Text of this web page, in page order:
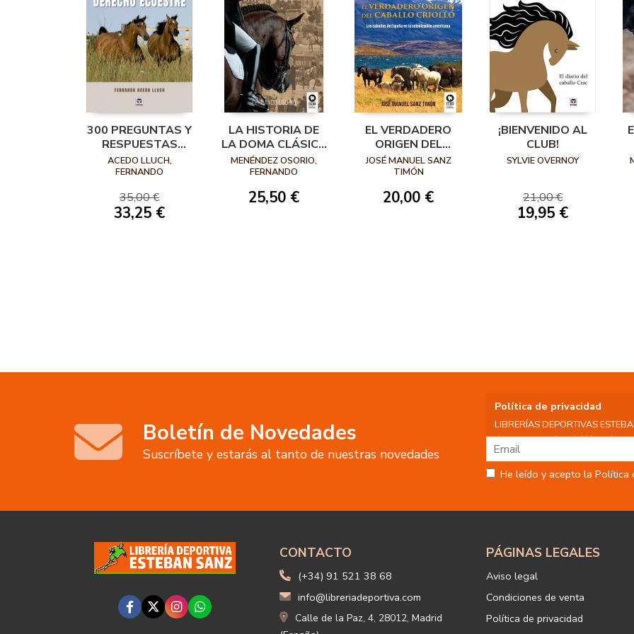
300 PREGUNTAS Y
RESPUESTAS
SOBRE DERECHO
ECUESTRE
ACEDO LLUCH,
FERNANDO
35,00 €
33,25 €
LA HISTORIA DE
LA DOMA CLÁSICA
ESPAÑOLA
MENÉNDEZ OSORIO,
FERNANDO
25,50 €
EL VERDADERO
ORIGEN DEL
CABALLO CRIOLLO
JOSÉ MANUEL SANZ
TIMÓN
20,00 €
¡BIENVENIDO AL
CLUB!
SYLVIE OVERNOY
21,00 €
19,95 €
Boletín de Novedades
Suscríbete y estarás al tanto de nuestras novedades
Política de privacidad
LIBRERÍAS DEPORTIVAS
datos personales del Usuario,
tratamiento:
Fin del tratamiento: mantener
nuestros servicios y productos a
actividad principal de la web,
Legitimación: está basada en el
Criterios de conservación de los
suprimirán con medidas de
los datos.
Destinatarios: no se cederán a
He leído y acepto la Política
CONTACTO
(+34) 91 521 38 68
info@libreriadeportiva.com
Calle de la Paz, 4, 28012, Madrid
PÁGINAS LEGALES
Aviso legal
Condiciones de venta
Política de privacidad